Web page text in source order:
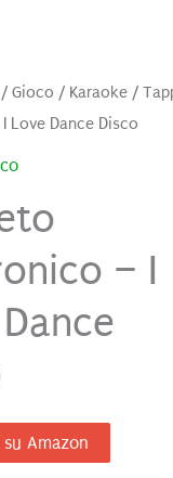
Gioco / Karaoke/
Love Dance Disco
– I
Amazon